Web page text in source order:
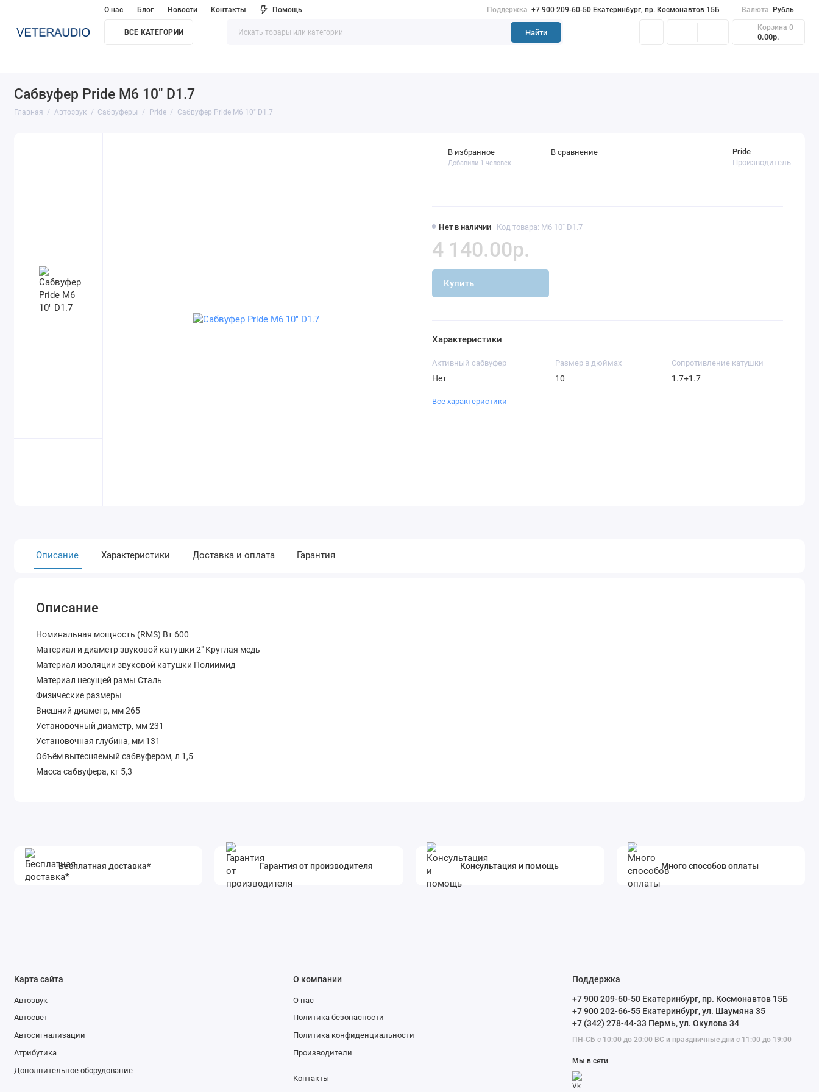
О нас Блог Новости Контакты Помощь Поддержка +7 900 209-60-50 Екатеринбург, пр. Космонавтов 15Б Валюта Рубль
ВСЕ КАТЕГОРИИ Найти
Корзина 0
0.00р.
Сабвуфер Pride M6 10" D1.7
Главная Автозвук Сабвуферы Pride Сабвуфер Pride M6 10" D1.7
Нет в наличии Код товара: M6 10" D1.7
Pride
Производитель
4 140.00р.
Купить
В избранное
Добавили 1 человек
В сравнение
Характеристики
Активный сабвуфер
Нет
Размер в дюймах
10
Сопротивление катушки
1.7+1.7
Все характеристики
Описание Характеристики Доставка и оплата Гарантия
Описание
Номинальная мощность (RMS) Вт 600
Материал и диаметр звуковой катушки 2" Круглая медь
Материал изоляции звуковой катушки Полиимид
Материал несущей рамы Сталь
Физические размеры
Внешний диаметр, мм 265
Установочный диаметр, мм 231
Установочная глубина, мм 131
Объём вытесняемый сабвуфером, л 1,5
Масса сабвуфера, кг 5,3
Бесплатная доставка* Гарантия от производителя Консультация и помощь Много способов оплаты
Карта сайта
Автозвук
Автосвет
Автосигнализации
Атрибутика
Дополнительное оборудование
О компании
О нас
Политика безопасности
Политика конфиденциальности
Производители
Контакты
Поддержка
+7 900 209-60-50 Екатеринбург, пр. Космонавтов 15Б
+7 900 202-66-55 Екатеринбург, ул. Шаумяна 35
+7 (342) 278-44-33 Пермь, ул. Окулова 34
ПН-СБ с 10:00 до 20:00 ВС и праздничные дни с 11:00 до 19:00
Мы в сети